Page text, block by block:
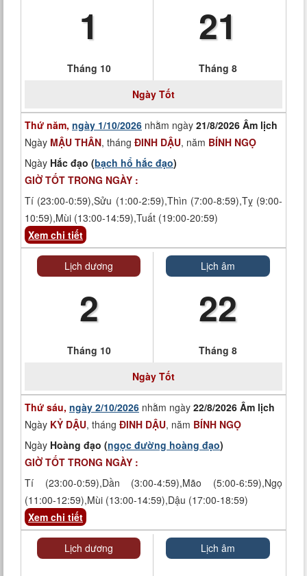
1
Tháng 10
21
Tháng 8
Ngày Tốt
Thứ năm, ngày 1/10/2026 nhằm ngày 21/8/2026 Âm lịch
Ngày MẬU THÂN, tháng ĐINH DẬU, năm BÍNH NGỌ
Ngày Hắc đạo (bạch hổ hắc đạo)
GIỜ TỐT TRONG NGÀY :
Tí (23:00-0:59),Sửu (1:00-2:59),Thìn (7:00-8:59),Tỵ (9:00-
10:59),Mùi (13:00-14:59),Tuất (19:00-20:59)
Xem chi tiết
Lịch dương
2
Tháng 10
Lịch âm
22
Tháng 8
Ngày Tốt
Thứ sáu, ngày 2/10/2026 nhằm ngày 22/8/2026 Âm lịch
Ngày KỶ DẬU, tháng ĐINH DẬU, năm BÍNH NGỌ
Ngày Hoàng đạo (ngọc đường hoàng đạo)
GIỜ TỐT TRONG NGÀY :
Tí (23:00-0:59),Dần (3:00-4:59),Mão (5:00-6:59),Ngọ
(11:00-12:59),Mùi (13:00-14:59),Dậu (17:00-18:59)
Xem chi tiết
Lịch dương Lịch âm